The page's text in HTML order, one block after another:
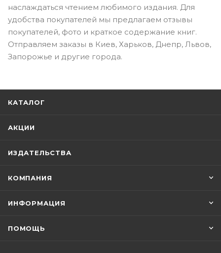
наслаждаться чтением любимого издания. Для
удобства покупателей мы предлагаем отзывы
покупателей, фото и краткое содержание книг.
Отправляем заказы в Киев, Харьков, Днепр, Львов,
Запорожье и другие города.
КАТАЛОГ
АКЦИИ
ИЗДАТЕЛЬСТВА
КОМПАНИЯ
ИНФОРМАЦИЯ
ПОМОЩЬ